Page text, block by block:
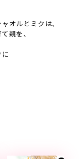
オルとミクは、
親を、